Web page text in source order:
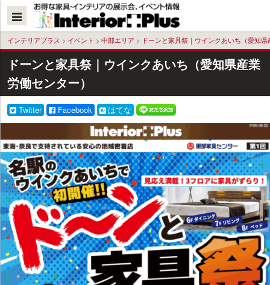
へ
インテリアプラス > イベント > 中部エリア > ドーンと家具祭｜ウインクあいち（愛知
ドーンと家具祭｜ウインクあいち（愛知県産業
労働センター）
Twitter Facebook はてな